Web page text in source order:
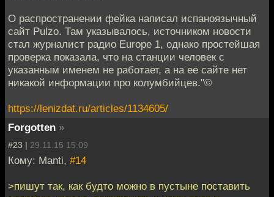
О распространении фейка написал испаноязычный
сайт Pulzo. Там указывалось, источником новости
стал журналист радио Europe 1, однако простейшая
проверка показала, что на станции человек с
указанным именем не работает, а на ее сайте нет
никакой информации про колумбийцев."©
https://lenizdat.ru/articles/1134605/
Forgotten »
#23 | 29.11.15 15:09
Кому: Manti, #14
>пишут так, как будто можно в пустыне поставить